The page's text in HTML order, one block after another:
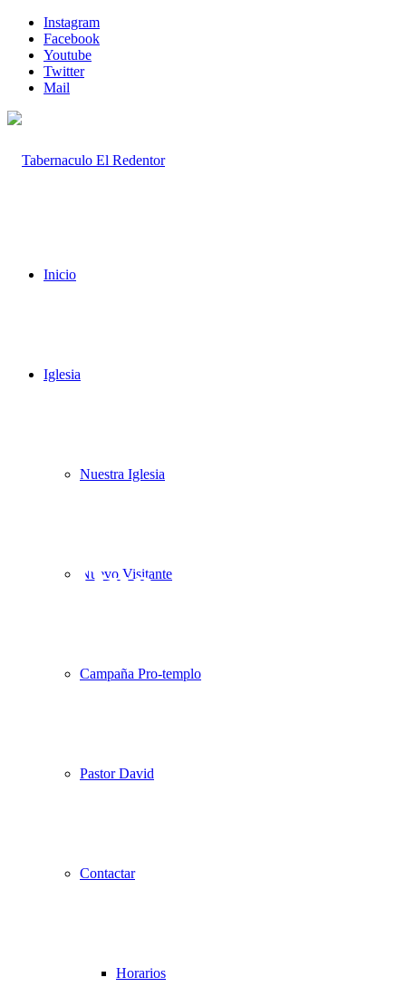
Instagram
Facebook
Youtube
Twitter
Mail
Inicio
Iglesia
Nuestra Iglesia
Nuevo Visitante
Campaña Pro-templo
Pastor David
Contactar
Horarios
Pro-templo